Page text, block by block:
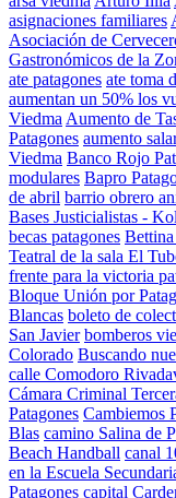
asignaciones familiares
Asociación de
Gastronómicos de la
ate patagones ate toma
aumentan un 50% los
Viedma Aumento de
Patagones aumento
Viedma Banco Rojo
modulares Bapro
de abril barrio obrero
Bases Justicialistas -
becas patagones Bettina
Teatral de la sala El
frente para la victoria
Bloque Unión por
Blancas boleto de
San Javier bomberos
Colorado Buscando
calle Comodoro
Cámara Criminal
Patagones Cambiemos
Blas camino Salina de
Beach Handball canal
en la Escuela
Patagones capital